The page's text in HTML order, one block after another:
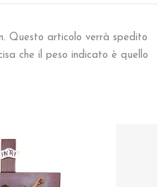
Questo articolo verrà spedito
che il peso indicato è quello